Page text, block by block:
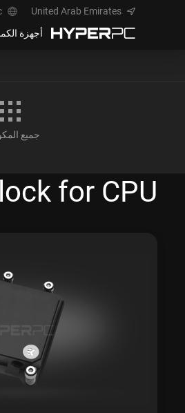
United Arab Emirates
أجهزة
جميع
for CPU